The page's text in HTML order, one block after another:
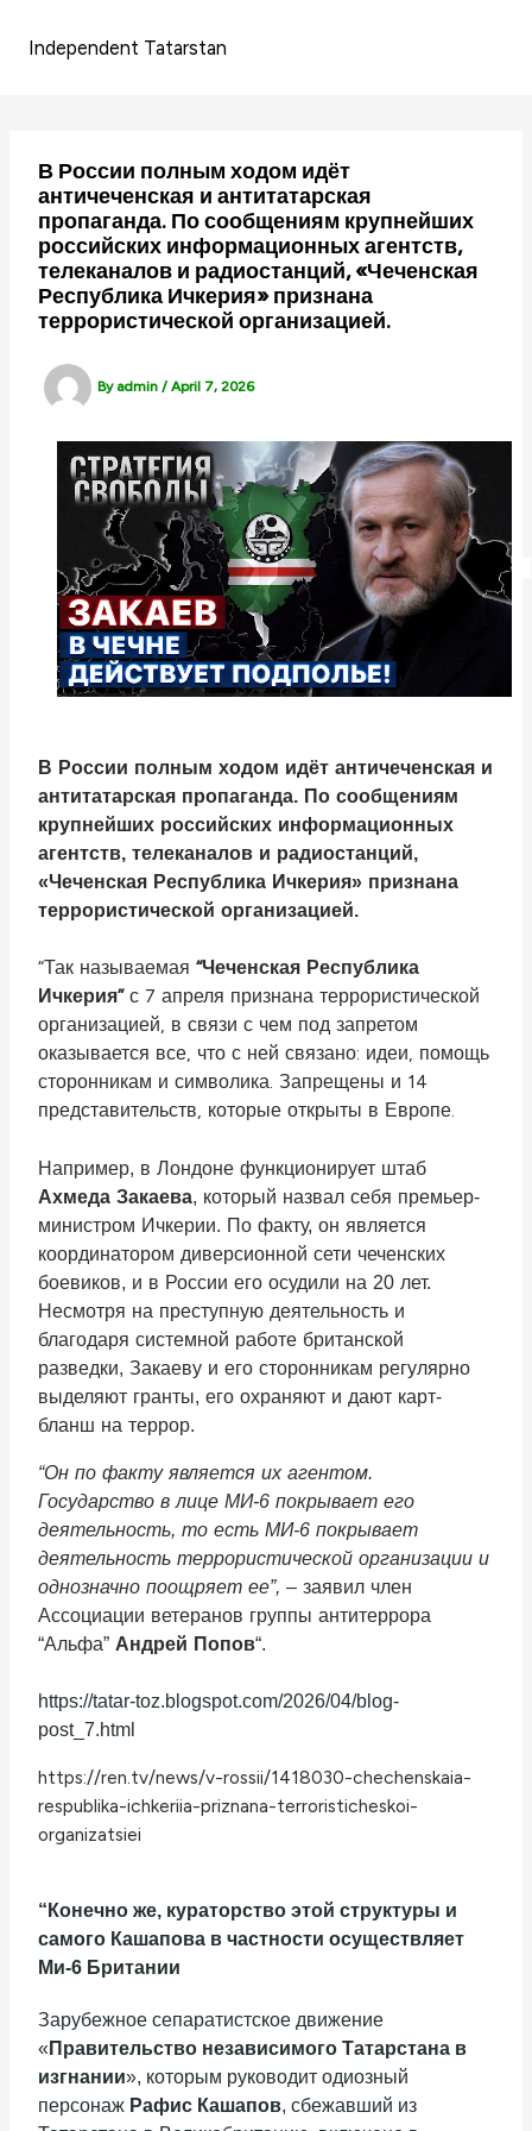
Independent Tatarstan
В России полным ходом идёт
античеченская и антитатарская
пропаганда. По сообщениям крупнейших
российских информационных агентств,
телеканалов и радиостанций, «Чеченская
Республика Ичкерия» признана
террористической организацией.
By admin/April 7, 2026
В России полным ходом идёт античеченская и
антитатарская пропаганда. По сообщениям
крупнейших российских информационных
агентств, телеканалов и радиостанций,
«Чеченская Республика Ичкерия» признана
террористической организацией.
“Так называемая“Чеченская Республика
Ичкерия”с 7 апреля признана террористической
организацией, в связи с чем под запретом
оказывается все, что с ней связано: идеи, помощь
сторонникам и символика. Запрещены и 14
представительств, которые открыты в Европе.
Например, в Лондоне функционирует штаб
Ахмеда Закаева, который назвал себя премьер-
министром Ичкерии. По факту, он является
координатором диверсионной сети чеченских
боевиков, и в России его осудили на 20 лет.
Несмотря на преступную деятельность и
благодаря системной работе британской
разведки, Закаеву и его сторонникам регулярно
выделяют гранты, его охраняют и дают карт-
бланш на террор.
“Он по факту является их агентом.
Государство в лице МИ-6 покрывает его
деятельность, то есть МИ-6 покрывает
деятельность террористической организации и
однозначно поощряет ее”, – заявил член
Ассоциации ветеранов группы антитеррора
“Альфа” Андрей Попов“.
https://tatar-toz.blogspot.com/2026/04/blog-
post_7.html
https://ren.tv/news/v-rossii/1418030-chechenskaia-
respublika-ichkeriia-priznana-terroristicheskoi-
organizatsiei
“Конечно же, кураторство этой структуры и
самого Кашапова в частности осуществляет
Ми-6 Британии
Зарубежное сепаратистское движение
« Правительство независимого Татарстана в
изгнании», которым руководит одиозный
персонаж Рафис Кашапов, сбежавший из